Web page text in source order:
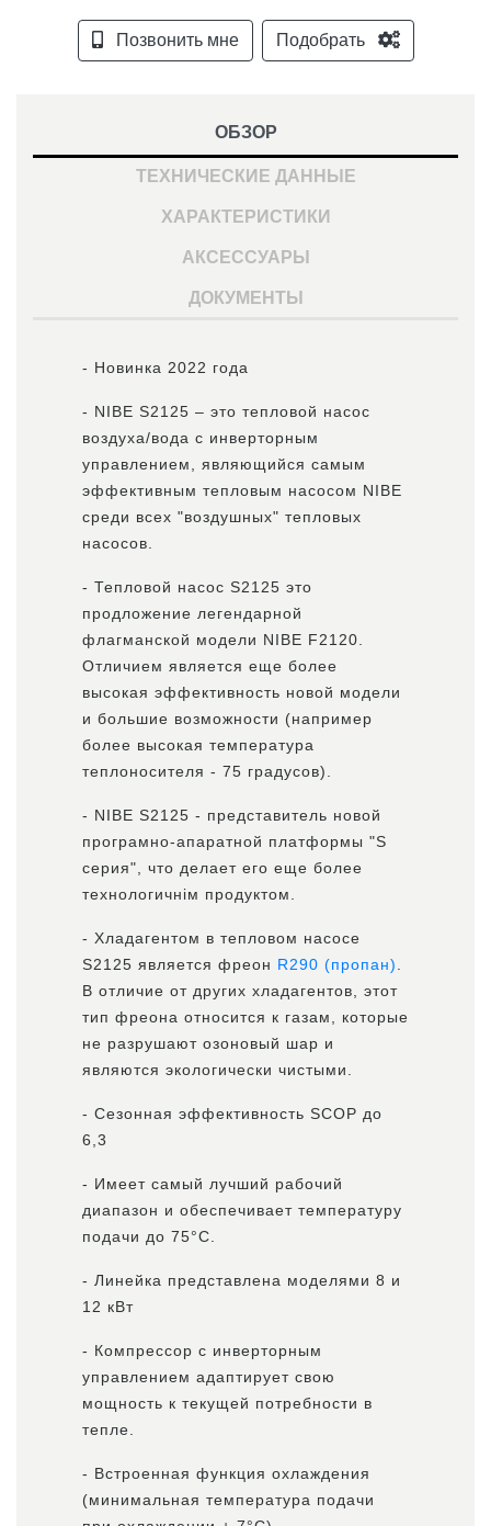
Позвонить мне Подобрать
ОБЗОР
ТЕХНИЧЕСКИЕ ДАННЫЕ
ХАРАКТЕРИСТИКИ
АКСЕССУАРЫ
ДОКУМЕНТЫ
- Новинка 2022 года
- NIBE S2125 – это тепловой насос
воздуха/вода с инверторным
управлением, являющийся самым
эффективным тепловым насосом NIBE
среди всех "воздушных" тепловых
насосов.
- Тепловой насос S2125 это
продложение легендарной
флагманской модели NIBE F2120.
Отличием является еще более
высокая эффективность новой модели
и большие возможности (например
более высокая температура
теплоносителя - 75 градусов).
- NIBE S2125 - представитель новой
програмно-апаратной платформы "S
серия", что делает его еще более
технологичнім продуктом.
- Хладагентом в тепловом насосе
S2125 является фреон R290 (пропан)
В отличие от других хладагентов, этот
тип фреона относится к газам, которые
не разрушают озоновый шар и
являются экологически чистыми.
- Сезонная эффективность SCOP до
6,3
- Имеет самый лучший рабочий
диапазон и обеспечивает температуру
подачи до 75°C.
- Линейка представлена ​​моделями 8 и
12 кВт
- Компрессор с инверторным
управлением адаптирует свою
мощность к текущей потребности в
тепле.
- Встроенная функция охлаждения
(минимальная температура подачи